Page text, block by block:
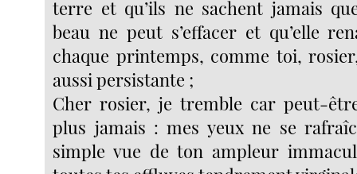
terre et qu’ils ne sachent jamais
beau ne peut s’effacer et qu’elle
chaque printemps, comme toi,
aussi persistante ;
Cher rosier, je tremble car peut-
plus jamais : mes yeux ne se
simple vue de ton ampleur